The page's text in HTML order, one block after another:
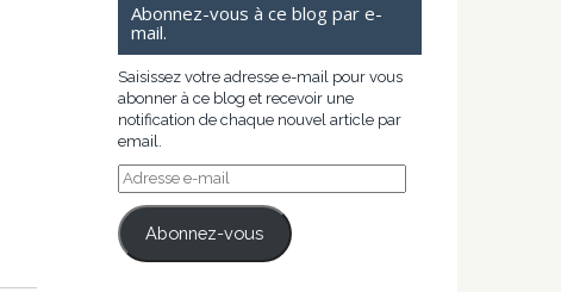
Abonnez-vous à ce blog par e-
mail.
Saisissez votre adresse e-mail pour vous
abonner à ce blog et recevoir une
notification de chaque nouvel article par
email.
Adresse
e-
mail
Abonnez-vous